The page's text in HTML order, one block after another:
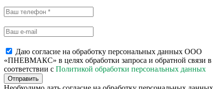
Даю согласие на обработку персональных данных ООО
«ПНЕВМАКС» в целях обработки запроса и обратной связи в
соответствии с Политикой обработки персональных данных
Отправить